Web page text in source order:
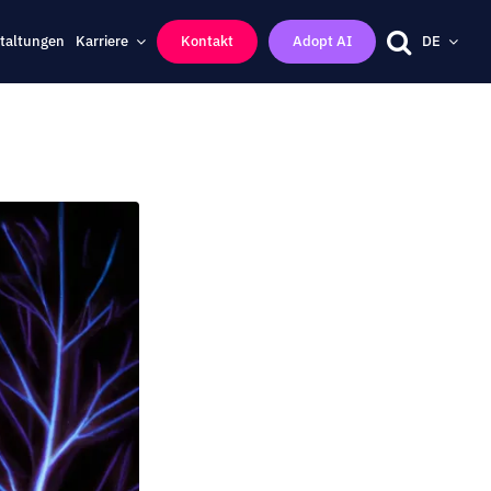
Karriere Kontakt Adopt AI DE